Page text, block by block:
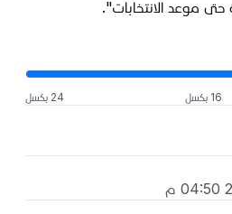
موعد الانتخابات".
16 بكسل 24 بكسل